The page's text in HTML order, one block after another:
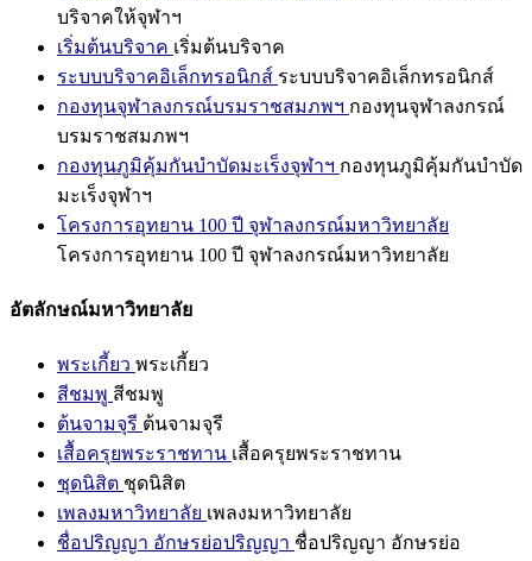
บริจาคให้จุฬาฯ
เริ่มต้นบริจาค เริ่มต้นบริจาค
ระบบบริจาคอิเล็กทรอนิกส์ ระบบบริจาคอิเล็กทรอนิกส์
กองทุนจุฬาลงกรณ์บรมราชสมภพฯ กองทุนจุฬาลงกรณ์
บรมราชสมภพฯ
กองทุนภูมิคุ้มกันบำบัดมะเร็งจุฬาฯ กองทุนภูมิคุ้มกันบำบัด
มะเร็งจุฬาฯ
โครงการอุทยาน 100 ปี จุฬาลงกรณ์มหาวิทยาลัย
โครงการอุทยาน 100 ปี จุฬาลงกรณ์มหาวิทยาลัย
อัตลักษณ์มหาวิทยาลัย
พระเกี้ยว พระเกี้ยว
สีชมพู สีชมพู
ต้นจามจุรี ต้นจามจุรี
เสื้อครุยพระราชทาน เสื้อครุยพระราชทาน
ชุดนิสิต ชุดนิสิต
เพลงมหาวิทยาลัย เพลงมหาวิทยาลัย
ชื่อปริญญา อักษรย่อปริญญา ชื่อปริญญา อักษรย่อ